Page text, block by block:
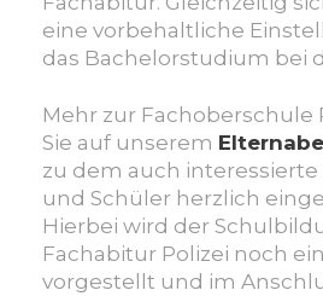
eine vorbehaltliche
das Bachelorstudium bei
Mehr zur Fachoberschule
Sie auf unserem
zu dem auch
und Schüler herzlich
Hierbei wird der
Fachabitur Polizei noch
vorgestellt und im